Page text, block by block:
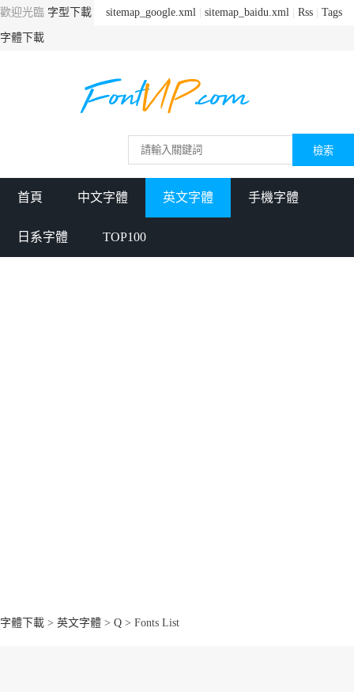
sitemap_google.xml sitemap_baidu.xml Rss Tags
歡迎光臨 字型下載
字體下載
首頁 中文字體 英文字體 手機字體
日系字體 TOP100
字體下載 > 英文字體 > Q > Fonts List